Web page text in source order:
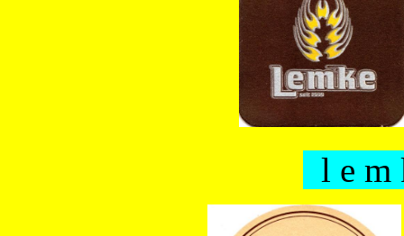
l e